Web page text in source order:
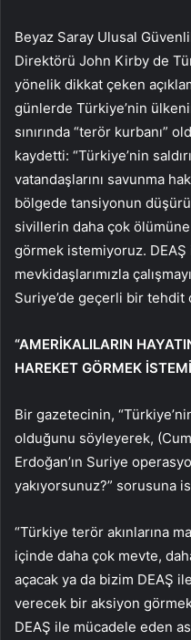
Beyaz Saray Ulusal
Direktörü John Kirby de
yönelik dikkat çeken
günlerde Türkiye’nin
sınırında “terör kurbanı”
kaydetti: “Türkiye’nin
vatandaşlarını savunma
bölgede tansiyonun
sivillerin daha çok
görmek istemiyoruz.
mevkidaşlarımızla
Suriye’de geçerli bir tehdit
“AMERİKALILARIN
HAREKET GÖRMEK
Bir gazetecinin,
olduğunu söyleyerek,
Erdoğan’ın Suriye
yakıyorsunuz?” sorusuna
“Türkiye terör akınlarına
içinde daha çok mevte,
açacak ya da bizim DEAŞ
verecek bir aksiyon
DEAŞ ile mücadele eden